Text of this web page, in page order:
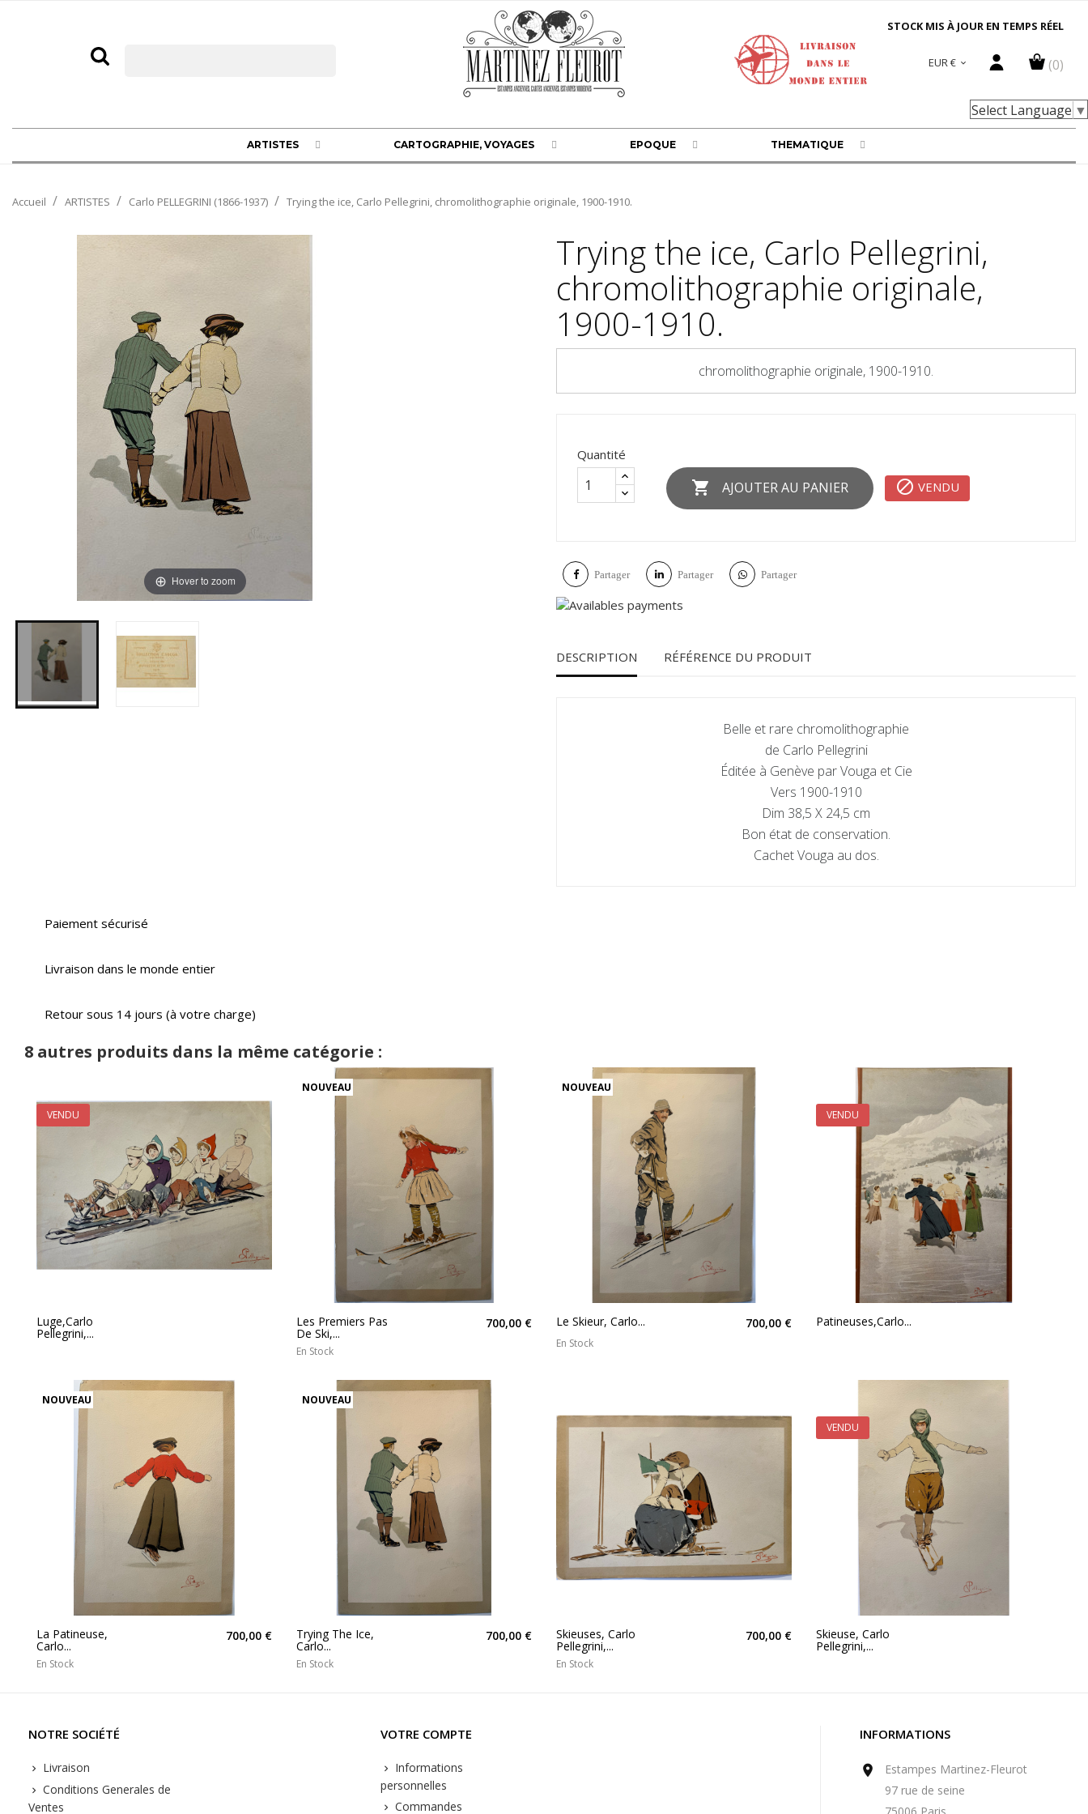
STOCK MIS À JOUR EN TEMPS RÉEL
(0)
EUR € 
Select Language ▼
ARTISTES CARTOGRAPHIE, VOYAGES EPOQUE THEMATIQUE
Accueil ARTISTES Carlo PELLEGRINI (1866-1937) Trying the ice, Carlo Pellegrini, chromolithographie originale, 1900-1910.
Hover to zoom
Trying the ice, Carlo Pellegrini,
chromolithographie originale,
1900-1910.
chromolithographie originale, 1900-1910.
Quantité
 AJOUTER AU PANIER  VENDU
Partager Partager Partager
DESCRIPTION RÉFÉRENCE DU PRODUIT
Belle et rare chromolithographie
de Carlo Pellegrini
Éditée à Genève par Vouga et Cie
Vers 1900-1910
Dim 38,5 X 24,5 cm
Bon état de conservation.
Cachet Vouga au dos.
Paiement sécurisé
Livraison dans le monde entier
Retour sous 14 jours (à votre charge)
8 autres produits dans la même catégorie :
Luge,Carlo
Pellegrini,...
VENDU
NOUVEAU
Les Premiers Pas
De Ski,...
700,00 €
En Stock
NOUVEAU
Le Skieur, Carlo... 700,00 €
En Stock
Patineuses,Carlo...
VENDU
NOUVEAU
La Patineuse,
Carlo...
700,00 €
En Stock
NOUVEAU
Trying The Ice,
Carlo...
700,00 €
En Stock
Skieuses, Carlo
Pellegrini,...
700,00 €
En Stock
Skieuse, Carlo
Pellegrini,...
VENDU
NOTRE SOCIÉTÉ
Livraison
Conditions Generales de
Ventes
VOTRE COMPTE
Informations
personnelles
Commandes
INFORMATIONS

Estampes Martinez-Fleurot
97 rue de seine